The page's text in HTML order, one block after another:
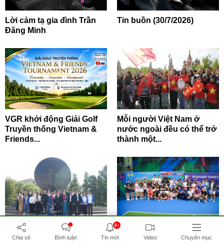
Lời cảm tạ gia đình Trần
Đăng Minh
Tin buồn (30/7/2026)
VGR khởi động Giải Golf
Truyền thống Vietnam &
Friends...
Mỗi người Việt Nam ở
nước ngoài đều có thể trở
thành một...
Đoàn công tác báo Nhân
Dân dâng hoa tại Tượng
Giải Pickleball Vitar Open
2026 khép lại thành công
Chia sẻ Bình luận
8+
Tin mới Video Chuyên mục